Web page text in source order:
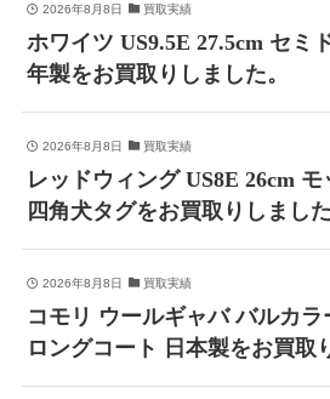
2026年8月8日 買取実績
ホワイツ US9.5E 27.5cm セミ
年製をお買取りしました。
2026年8月8日 買取実績
レッドウィング US8E 26cm モ
四角犬タグをお買取りしました
2026年8月8日 買取実績
コモリ ウールギャバ バルカラ
ロングコート 日本製をお買取